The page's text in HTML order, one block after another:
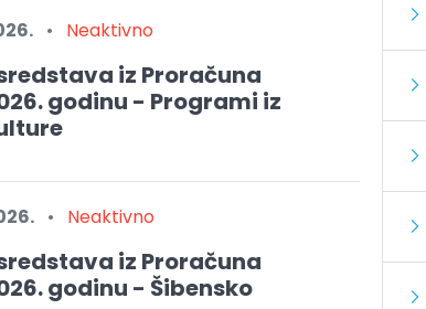
• Neaktivno
iz Proračuna
godinu - Programi iz
• Neaktivno
iz Proračuna
godinu - Šibensko